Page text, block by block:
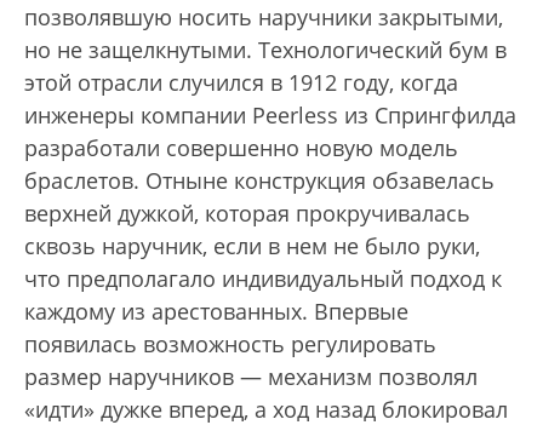
позволявшую носить наручники закрытыми,
но не защелкнутыми. Технологический бум в
этой отрасли случился в 1912 году, когда
инженеры компании Peerless из Спрингфилда
разработали совершенно новую модель
браслетов. Отныне конструкция обзавелась
верхней дужкой, которая прокручивалась
сквозь наручник, если в нем не было руки,
что предполагало индивидуальный подход к
каждому из арестованных. Впервые
появилась возможность регулировать
размер наручников — механизм позволял
«идти» дужке вперед, а ход назад блокировал